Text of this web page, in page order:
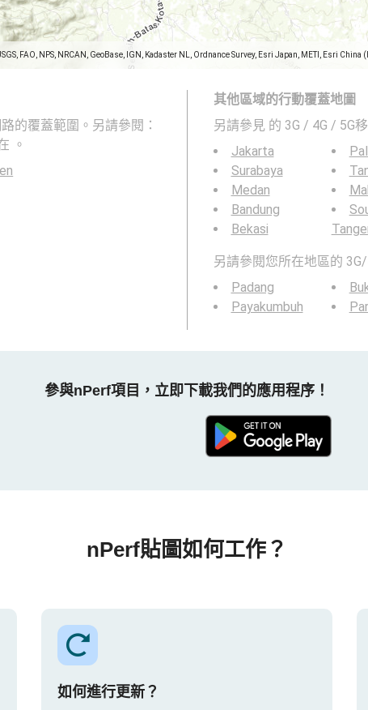
FAO, NPS, NRCAN, GeoBase, IGN, Kadaster NL, Ordnance Survey, Esri Japan, METI, Esri
的覆蓋範圍。另請參閱：
。
其他區域的行動覆蓋地圖
另請參見 的 3G / 4G / 5G
Jakarta
Surabaya
Medan
Bandung
Bekasi
另請參閱您所在地區的
Padang
Payakumbuh
參與nPerf項目，立即下載我們的應用程序！
nPerf貼圖如何工作？
如何進行更新？